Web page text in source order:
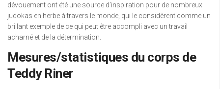
dévouement ont été une source d’inspiration pour de nombreux
judokas en herbe à travers le monde, qui le considèrent comme un
brillant exemple de ce qui peut être accompli avec un travail
acharné et de la détermination.
Mesures/statistiques du corps de
Teddy Riner